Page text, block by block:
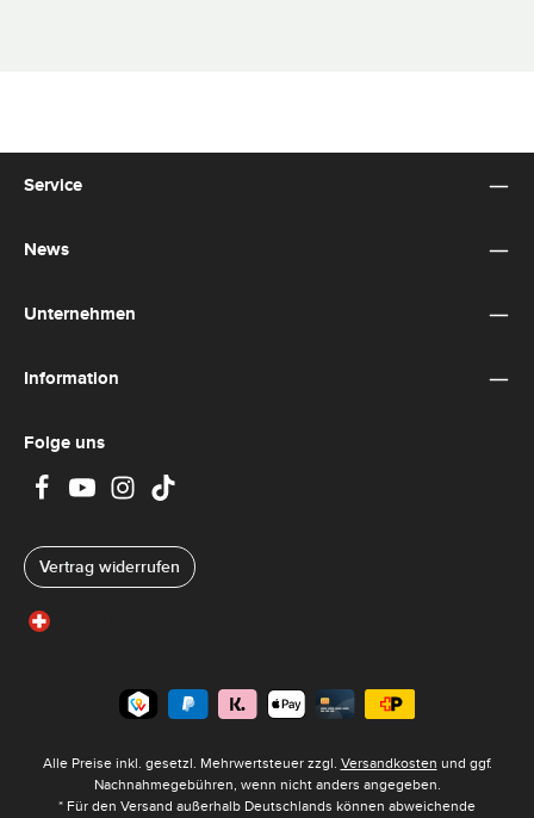
Service
News
Unternehmen
Information
Folge uns
Vertrag widerrufen
Alle Preise inkl. gesetzl. Mehrwertsteuer zzgl. Versandkosten und ggf.
Nachnahmegebühren, wenn nicht anders angegeben.
* Für den Versand außerhalb Deutschlands können abweichende